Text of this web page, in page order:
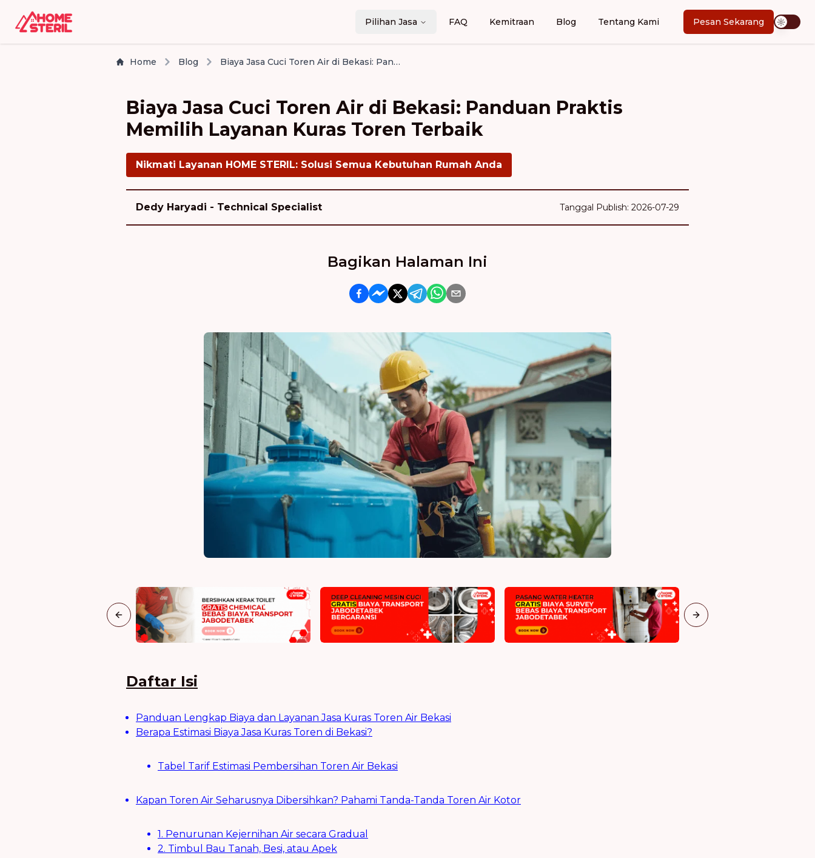
Pilihan Jasa FAQ Kemitraan Blog Tentang Kami Pesan Sekarang
Home Blog Biaya Jasa Cuci Toren Air di Bekasi: Panduan Praktis Memilih Layanan Kuras Toren Terbaik
Biaya Jasa Cuci Toren Air di Bekasi: Panduan Praktis
Memilih Layanan Kuras Toren Terbaik
Nikmati Layanan HOME STERIL: Solusi Semua Kebutuhan Rumah Anda
Dedy Haryadi - Technical Specialist Tanggal Publish: 2026-07-29
Bagikan Halaman Ini
Previous slide Next slide
Daftar Isi
Panduan Lengkap Biaya dan Layanan Jasa Kuras Toren Air Bekasi
Berapa Estimasi Biaya Jasa Kuras Toren di Bekasi?
Tabel Tarif Estimasi Pembersihan Toren Air Bekasi
Kapan Toren Air Seharusnya Dibersihkan? Pahami Tanda-Tanda Toren Air Kotor
1. Penurunan Kejernihan Air secara Gradual
2. Timbul Bau Tanah, Besi, atau Apek